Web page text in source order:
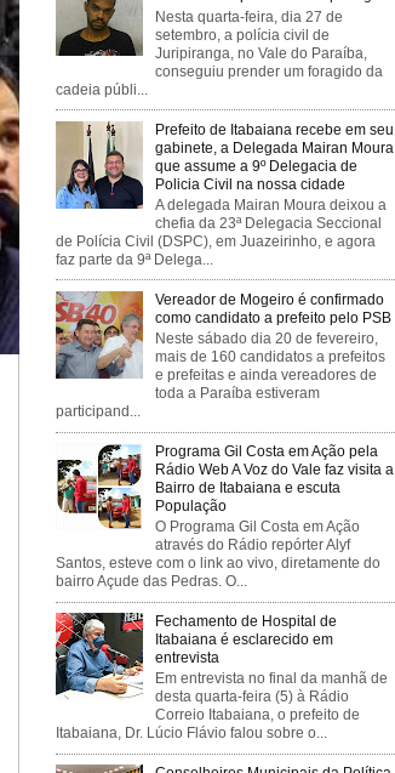
Nesta quarta-feira, dia 27 de
setembro, a polícia civil de
Juripiranga, no Vale do Paraíba,
conseguiu prender um foragido da
cadeia públi...
Prefeito de Itabaiana recebe em seu
gabinete, a Delegada Mairan Moura
que assume a 9º Delegacia de
Policia Civil na nossa cidade
A delegada Mairan Moura deixou a
chefia da 23ª Delegacia Seccional
de Polícia Civil (DSPC), em Juazeirinho, e agora
faz parte da 9ª Delega...
Vereador de Mogeiro é confirmado
como candidato a prefeito pelo PSB
Neste sábado dia 20 de fevereiro,
mais de 160 candidatos a prefeitos
e prefeitas e ainda vereadores de
toda a Paraíba estiveram
participand...
Programa Gil Costa em Ação pela
Rádio Web A Voz do Vale faz visita a
Bairro de Itabaiana e escuta
População
O Programa Gil Costa em Ação
através do Rádio repórter Alyf
Santos, esteve com o link ao vivo, diretamente do
bairro Açude das Pedras. O...
Fechamento de Hospital de
Itabaiana é esclarecido em
entrevista
Em entrevista no final da manhã de
desta quarta-feira (5) à Rádio
Correio Itabaiana, o prefeito de
Itabaiana, Dr. Lúcio Flávio falou sobre o...